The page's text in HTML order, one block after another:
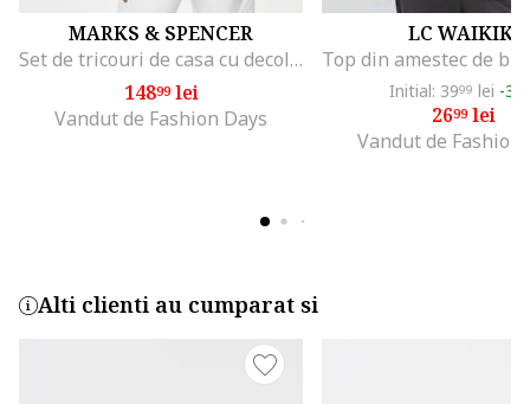
MARKS & SPENCER
Set de tricouri de casa cu decolteu in V - 3 piese, Alb
14899lei
Vandut de Fashion Days
LC WAIKIKI
Initial: 3999 lei -
2699lei
Vandut de Fashion
Alti clienti au cumparat si